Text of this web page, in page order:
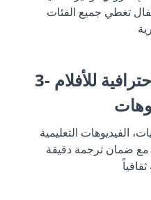
تغطي جميع الفئات
3- خدمات الترجمة الاحترافية للأفلام
الفيديوهات التعليمية
مع ضمان ترجمة دقيقة